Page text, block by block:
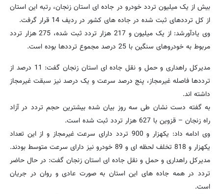
بیش از یک میلیون تردد خودرو در جاده ای استان زنجان، رتبه این استان
از کل ترددهای ثبت شده در جاده های کشور در ردیف 14 قرار گرفت.
وی یادآورشد: از یک میلیون و 217 هزار تردد ثبت شده، 275 هزار تردد
مربوط به خودروهای سنگین با 25 درصد مجموع ترددها بوده است.
مدیرکل راهداری و حمل و نقل جاده ای استان زنجان گفت: 11 درصد از
ترددها فاصله غیرمجاز، پنج درصد سرعت و یک درصد نیز سبقت غیرمجاز
داشته اند.
به گفته دست نشان طی سه روز بیان شده بیشترین حجم تردد در آزاد
راه زنجان – قزوین با 627 هزار تردد ثبت شده است.
وی ادامه داد: یکهزار و 900 تردد دارای سرعت غیرمجاز و از این تعداد
یکهزار و 818 تخلف لحظه ای و 89 خودرو نیز دارای سرعت متوسط بودند.
مدیرکل راهداری و حمل و نقل جاده ای استان زنجان گفت: در حال حاضر
تردد در همه جاده های این استان به صورت عادی و روان در جریان
است.